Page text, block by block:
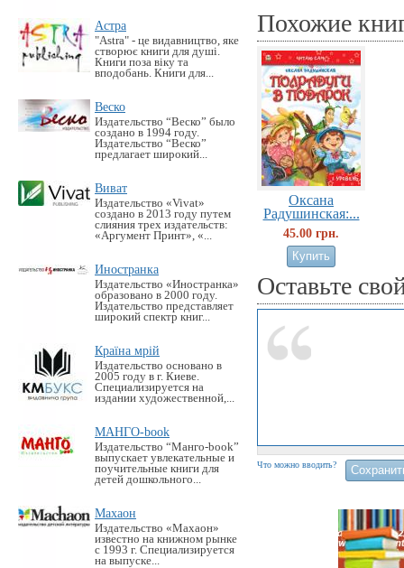
Астра
"Astra" - це видавництво, яке
створює книги для душі.
Книги поза віку та
вподобань. Книги для...
Веско
Издательство “Веско” было
создано в 1994 году.
Издательство “Веско”
предлагает широкий...
Виват
Издательство «Vivat»
создано в 2013 году путем
слияния трех издательств:
«Аргумент Принт», «...
Иностранка
Издательство «Иностранка»
образовано в 2000 году.
Издательство представляет
широкий спектр книг...
Країна мрій
Издательство основано в
2005 году в г. Киеве.
Специализируется на
издании художественной,...
МАНГО-book
Издательство “Манго-book”
выпускает увлекательные и
поучительные книги для
детей дошкольного...
Махаон
Издательство «Махаон»
известно на книжном рынке
с 1993 г. Специализируется
на выпуске...
Похожие
Оксана
Радушинская:...
45.00 грн.
Оставьте
Что можно вводить?